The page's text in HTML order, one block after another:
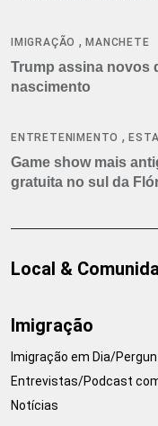
IMIGRAÇÃO ,MANCHETE
Trump assina novos
nascimento
ENTRETENIMENTO ,
Game show mais
gratuita no sul da
Local &
Imigração
Imigração em Dia/
Entrevistas/Podcast
Notícias